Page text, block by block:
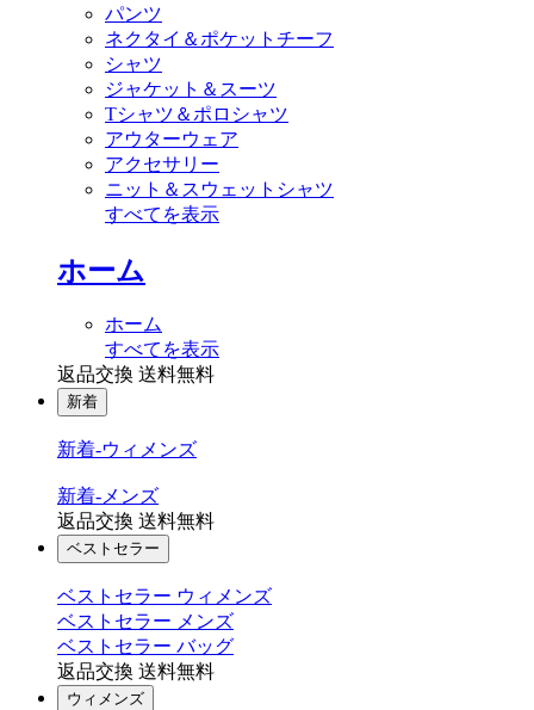
パンツ
ネクタイ＆ポケットチーフ
シャツ
ジャケット＆スーツ
Tシャツ＆ポロシャツ
アウターウェア
アクセサリー
ニット＆スウェットシャツ
すべてを表示
ホーム
ホーム
すべてを表示
返品交換 送料無料
新着
新着-ウィメンズ
新着-メンズ
返品交換 送料無料
ベストセラー
ベストセラー ウィメンズ
ベストセラー メンズ
ベストセラー バッグ
返品交換 送料無料
ウィメンズ